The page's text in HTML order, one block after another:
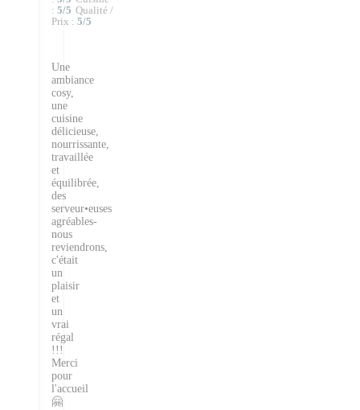
: 5/5 Qualité /
Prix : 5/5
Une
ambiance
cosy,
une
cuisine
délicieuse,
nourrissante,
travaillée
et
équilibrée,
des
serveur•euses
agréables-
nous
reviendrons,
c'était
un
plaisir
et
un
vrai
régal
!!!
Merci
pour
l'accueil
🤗